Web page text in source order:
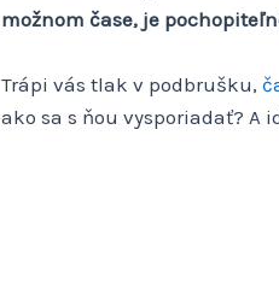
možnom čase, je
Trápi vás tlak v podbrušku,
ako sa s ňou vysporiadať? A